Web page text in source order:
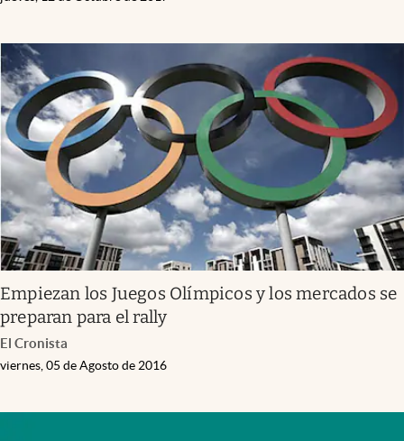
Empiezan los Juegos Olímpicos y los mercados se
preparan para el rally
El Cronista
viernes, 05 de Agosto de 2016